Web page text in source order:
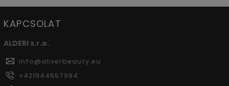
KAPCSOLAT
ALDERI s.r.o.
info@aliverbeauty.eu
+421944557994